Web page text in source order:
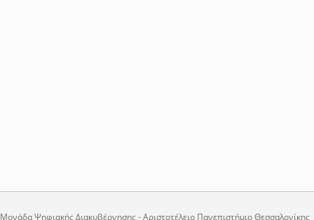
Μονάδα Ψηφιακής Διακυβέρνησης - Αριστοτέλειο Πανεπιστήμιο Θεσσαλονίκης